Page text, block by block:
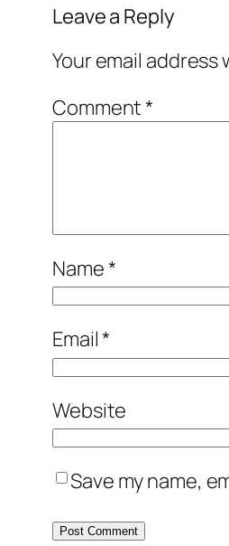
Leave a Reply
Your email
Comment*
Name*
Email*
Website
Save my name,